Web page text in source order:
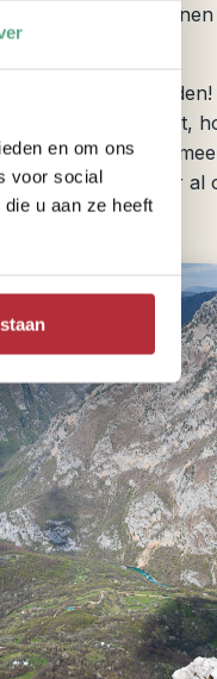
en om ons
voor social
u aan ze heeft
om vooruit te
te gaan
hoger je startpunt,
raften misschien
de pagina voor al